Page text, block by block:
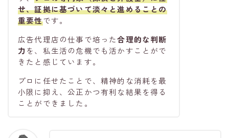
せ、証拠に基づいて淡々と進めることの
重要性です。
広告代理店の仕事で培った合理的な判断
力 を、私生活の危機でも活かすことがで
きたと感じています。
プロに任せたことで、精神的な消耗を最
小限に抑え、公正かつ有利な結果を得る
ことができました。